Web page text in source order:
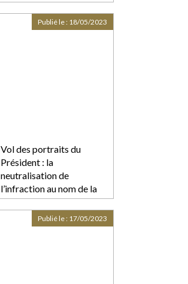
Vol des portraits du
Président : la
neutralisation de
l’infraction au nom de la
liberté d’expression
Publié le : 18/05/2023
Publié le : 17/05/2023